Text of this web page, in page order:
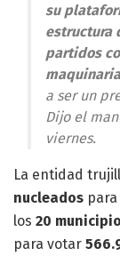
su
estructura
partidos
maquinaria
a ser un
Dijo el
viernes.
La entidad
nucleados
los 20
para votar